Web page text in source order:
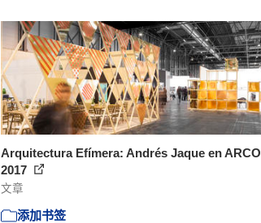
Arquitectura Efímera: Andrés Jaque en ARCO
2017
文章
添加书签